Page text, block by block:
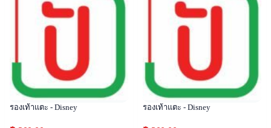
รองเท้าแตะ - Disney รองเท้าแตะ - Disney